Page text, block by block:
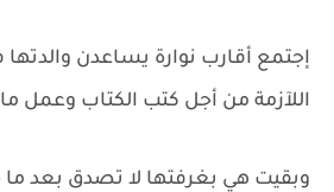
إجتمع أقارب نوارة يساعدن والدتها
اللآزمة من أجل كتب الكتاب وعمل
وبقيت هي بغرفتها لا تصدق بعد